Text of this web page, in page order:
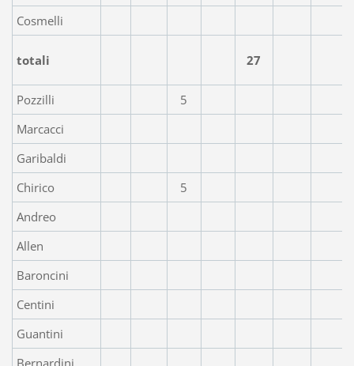
Cosmelli
totali 27
Pozzilli
5
Marcacci
Garibaldi
Chirico
5
Andreo
Allen
Baroncini
Centini
Guantini
Bernardini